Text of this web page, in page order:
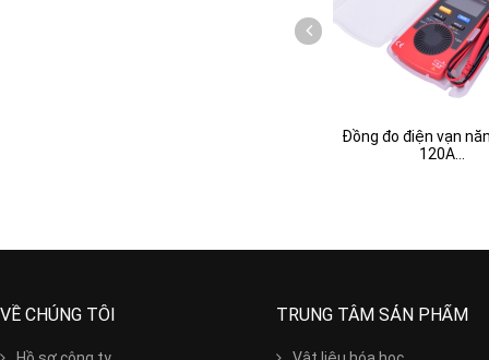
Đồng đo điện vạn
120A...
VỀ CHÚNG TÔI TRUNG TÂM SẢN PHẨM